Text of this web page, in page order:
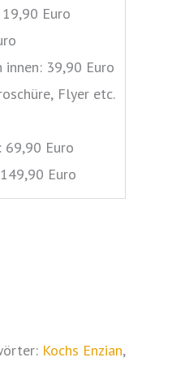
Euro
39,90 Euro
Flyer etc.
69,90 Euro
Euro
Kochs Enzian,